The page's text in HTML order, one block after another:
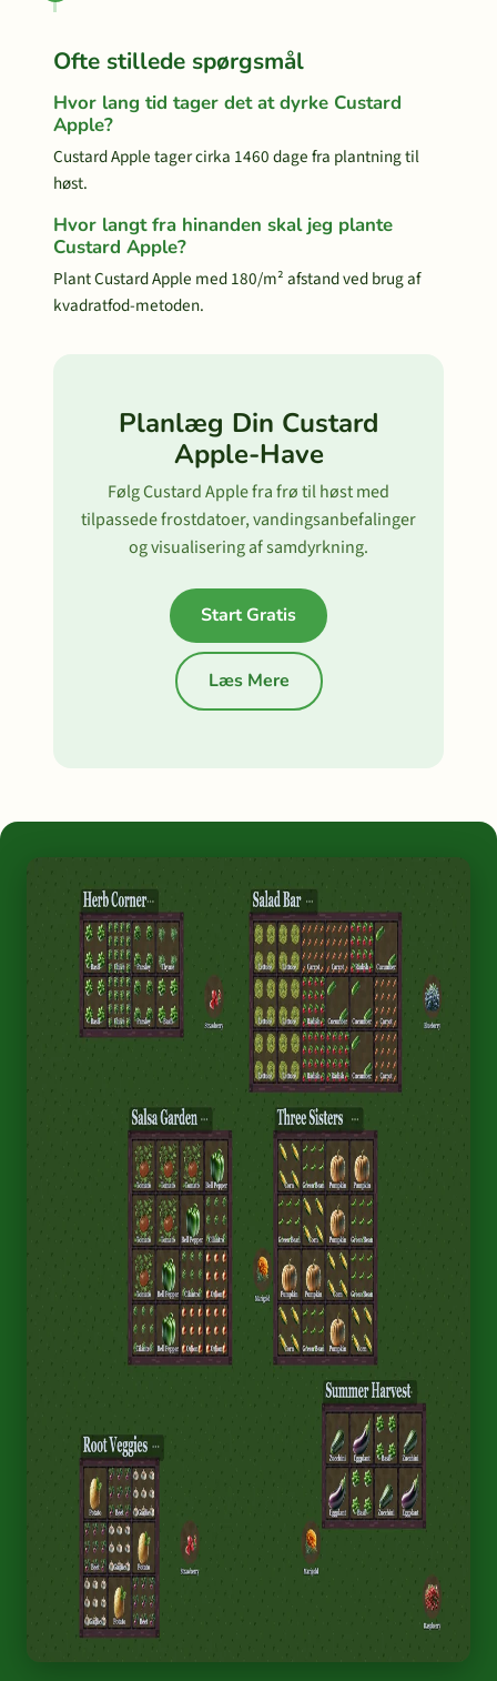
Ofte stillede spørgsmål
Hvor lang tid tager det at dyrke Custard
Apple?
Custard Apple tager cirka 1460 dage fra plantning til
høst.
Hvor langt fra hinanden skal jeg plante
Custard Apple?
Plant Custard Apple med 180/m² afstand ved brug af
kvadratfod-metoden.
Planlæg Din Custard
Apple-Have
Følg Custard Apple fra frø til høst med
tilpassede frostdatoer, vandingsanbefalinger
og visualisering af samdyrkning.
Start Gratis
Læs Mere